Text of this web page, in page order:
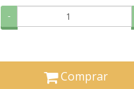
-
Comprar